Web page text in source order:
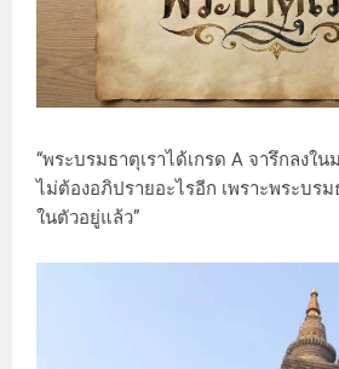
“พระบรมธาตุเราได้เกรด A จารึกลงใ
ไม่ต้องอภิปรายอะไรอีก เพราะพระบ
ในตัวอยู่แล้ว”